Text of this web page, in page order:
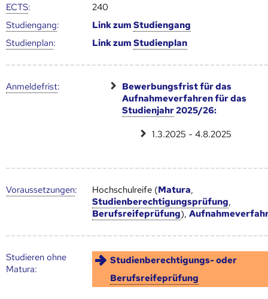
ECTS:
240
Studien­gang: Link zumStudien­gang
Studien­plan: Link zumStudien­plan
Anmelde­frist:
Bewerbungsfrist für das
Aufnahmeverfahren für das
Studienjahr2025/26:
1.3.2025 - 4.8.2025
Voraus­setzungen: Hochschulreife (Matura,
Studienberechtigungsprüfung,
Berufsreifeprüfung),
Studieren ohne
Matura:
Studienberechtigungs- oder
Berufsreifeprüfung